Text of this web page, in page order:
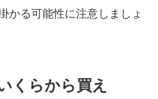
かる可能性に注意しましょ
くらから買え